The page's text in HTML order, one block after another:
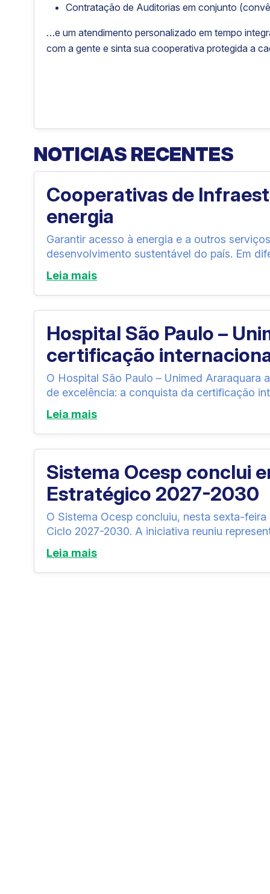
Contratação de Auditorias em conjunto
…e um atendimento personalizado em tempo
com a gente e sinta sua cooperativa protegida a
NOTICIAS RECENTES
Cooperativas de
energia
Garantir acesso à energia e a outros
desenvolvimento sustentável do país. Em
Leia mais
Hospital São Paulo –
certificação
O Hospital São Paulo – Unimed Araraquara
de excelência: a conquista da certificação
Leia mais
Sistema Ocesp conclui
Estratégico 2027-2030
O Sistema Ocesp concluiu, nesta sexta-
Ciclo 2027-2030. A iniciativa reuniu
Leia mais